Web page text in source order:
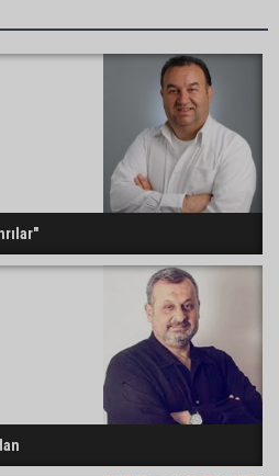
Yavuz’dan şehit ailelerine ziyaret
Aktürk, YENİ Parti Tufanbeyli İlçe
oldu
Müdürü Mansur Aladağ emekli oldu
çöpü Adana’ya geldi, mikroplastik
büyüdü